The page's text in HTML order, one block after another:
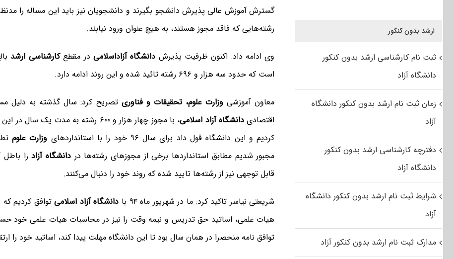
گسترش آموزش عالی پذیرش دانشجو بگیرند و دانشجویان نیز باید این مساله را
رشته‌هایی که فاقد مجوز هستند، به هیچ عنوان ورود نیابند.
وی ادامه داد: اکنون ظرفیت پذیرش دانشگاه آزاداسلامی در مقطعکارشناسی ارشد
است که حدود سه هزار و ۶۹۶ رشته تائید شده و این روند ادامه دارد.
معاون آموزشی وزارت علوم، تحقیقات و فناوری تصریح کرد: سال گذشته به دلیل
اقتصادیدانشگاه آزاد اسلامی
، با مجوز چهار هزار و ۶۰۰ رشته به مدت یک
کردیم و این دانشگاه قول داد برای سال ۹۶ خود را با استانداردهای
وزارت علوم
مجبور شدیم مطابق استانداردها برخی از مجوزهای رشته‌ها دردانشگاه آزادرا باطل
قابل توجهی نیز از رشته‌ها تایید شده که روند خود را دنبال می‌کنند.
شریعتی نیاسر تاکید کرد: ما در شهریور ماه ۹۴ با دانشگاه آزاد اسلامیتوافق کردیم
هیات علمی، اساتید حق تدریس و نیمه وقت را نیز در محاسبات هیات علمی خود
توافق نامه منحصرا در همان سال بود تا این دانشگاه مهلت پیدا کند، اساتید خود را
ارشد بدون کنکور
ثبت نام کارشناسی ارشد بدون کنکور
دانشگاه آزاد
زمان ثبت نام ارشد بدون کنکور دانشگاه
آزاد
دفترچه کارشناسی ارشد بدون کنکور
دانشگاه آزاد
شرایط ثبت نام ارشد بدون کنکور دانشگاه
آزاد
مدارک ثبت نام ارشد بدون کنکور آزاد